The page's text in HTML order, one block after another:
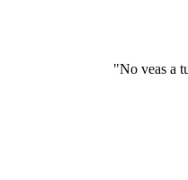
"No veas a